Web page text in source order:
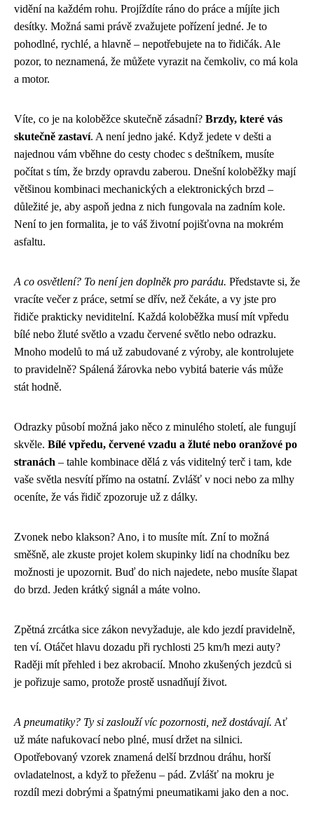
vidění na každém rohu. Projíždíte ráno do práce a míjíte jich
desítky. Možná sami právě zvažujete pořízení jedné. Je to
pohodlné, rychlé, a hlavně – nepotřebujete na to řidičák. Ale
pozor, to neznamená, že můžete vyrazit na čemkoliv, co má kola
a motor.
Víte, co je na koloběžce skutečně zásadní? Brzdy, které vás
skutečně zastaví. A není jedno jaké. Když jedete v dešti a
najednou vám vběhne do cesty chodec s deštníkem, musíte
počítat s tím, že brzdy opravdu zaberou. Dnešní koloběžky mají
většinou kombinaci mechanických a elektronických brzd –
důležité je, aby aspoň jedna z nich fungovala na zadním kole.
Není to jen formalita, je to váš životní pojišťovna na mokrém
asfaltu.
A co osvětlení? To není jen doplněk pro parádu. Představte si, že
vracíte večer z práce, setmí se dřív, než čekáte, a vy jste pro
řidiče prakticky neviditelní. Každá koloběžka musí mít vpředu
bílé nebo žluté světlo a vzadu červené světlo nebo odrazku.
Mnoho modelů to má už zabudované z výroby, ale kontrolujete
to pravidelně? Spálená žárovka nebo vybitá baterie vás může
stát hodně.
Odrazky působí možná jako něco z minulého století, ale fungují
skvěle. Bílé vpředu, červené vzadu a žluté nebo oranžové po
stranách – tahle kombinace dělá z vás viditelný terč i tam, kde
vaše světla nesvítí přímo na ostatní. Zvlášť v noci nebo za mlhy
oceníte, že vás řidič zpozoruje už z dálky.
Zvonek nebo klakson? Ano, i to musíte mít. Zní to možná
směšně, ale zkuste projet kolem skupinky lidí na chodníku bez
možnosti je upozornit. Buď do nich najedete, nebo musíte šlapat
do brzd. Jeden krátký signál a máte volno.
Zpětná zrcátka sice zákon nevyžaduje, ale kdo jezdí pravidelně,
ten ví. Otáčet hlavu dozadu při rychlosti 25 km/h mezi auty?
Raději mít přehled i bez akrobacií. Mnoho zkušených jezdců si
je pořizuje samo, protože prostě usnadňují život.
A pneumatiky? Ty si zaslouží víc pozornosti, než dostávají. Ať
už máte nafukovací nebo plné, musí držet na silnici.
Opotřebovaný vzorek znamená delší brzdnou dráhu, horší
ovladatelnost, a když to přeženu – pád. Zvlášť na mokru je
rozdíl mezi dobrými a špatnými pneumatikami jako den a noc.